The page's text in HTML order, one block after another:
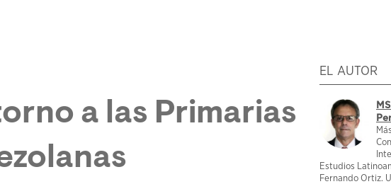
a las Primarias
EL AUTOR
Estudios
Fernando Ortiz.